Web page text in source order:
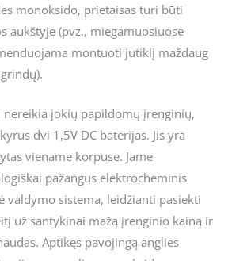
monoksido, prietaisas turi būti
aukštyje (pvz., miegamuosiuose
montuoti jutiklį maždaug
jokių papildomų įrenginių,
dvi 1,5V DC baterijas. Jis yra
viename korpuse. Jame
pažangus elektrocheminis
valdymo sistema, leidžianti pasiekti
už santykinai mažą įrenginio kainą ir
Aptikęs pavojingą anglies